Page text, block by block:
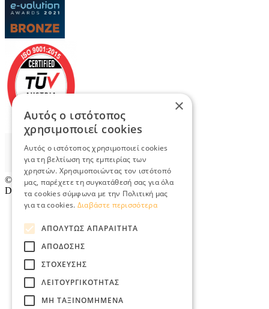
© 2026TradeRetail.gr- All rights reserved
Designed & developed by NETMECHANICS
×
Αυτός ο ιστότοπος
χρησιμοποιεί cookies
Αυτός ο ιστότοπος χρησιμοποιεί cookies
για τη βελτίωση της εμπειρίας των
χρηστών. Χρησιμοποιώντας τον ιστότοπό
μας, παρέχετε τη συγκατάθεσή σας για όλα
τα cookies σύμφωνα με την Πολιτική μας
για τα cookies. Διαβάστε περισσότερα
ΑΠΟΛΎΤΩΣ ΑΠΑΡΑΊΤΗΤΑ
ΑΠΌΔΟΣΗΣ
ΣΤΌΧΕΥΣΗΣ
ΛΕΙΤΟΥΡΓΙΚΌΤΗΤΑΣ
ΜΗ ΤΑΞΙΝΟΜΗΜΈΝΑ